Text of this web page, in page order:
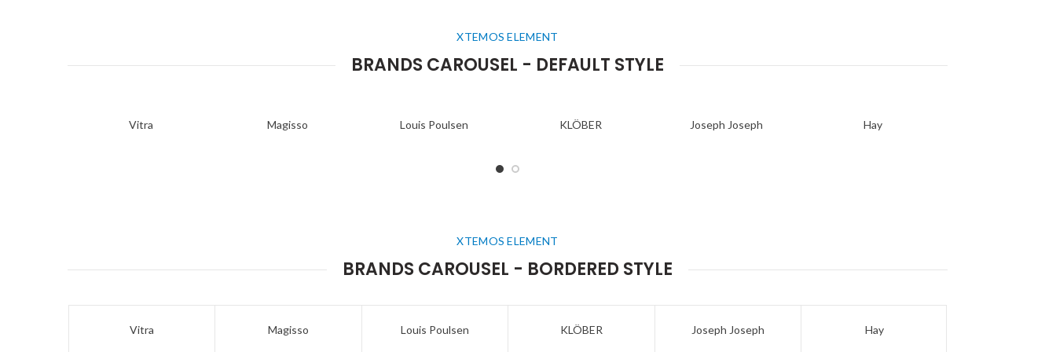
XTEMOS ELEMENT
BRANDS CAROUSEL - DEFAULT STYLE
Vitra Magisso Louis Poulsen KLÖBER Joseph Joseph Hay
XTEMOS ELEMENT
BRANDS CAROUSEL - BORDERED STYLE
Vitra Magisso Louis Poulsen KLÖBER Joseph Joseph Hay